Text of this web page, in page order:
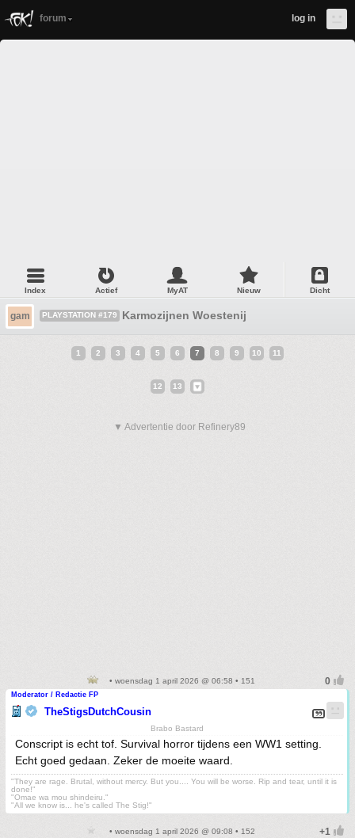
forum log in
Index Actief MyAT Nieuw Dicht
gam PLAYSTATION #179 Karmozijnen Woestenij
1 2 3 4 5 6 7 8 9 10 11
12 13
▼ Advertentie door Refinery89
• woensdag 1 april 2026 @ 06:58 • 151
Moderator / Redactie FP
TheStigsDutchCousin
Brabo Bastard
Conscript is echt tof. Survival horror tijdens een WW1 setting.
Echt goed gedaan. Zeker de moeite waard.
"They are rage. Brutal, without mercy. But you.... You will be worse. Rip and tear, until it is
done!"
"Omae wa mou shindeiru."
"All we know is... he's called The Stig!"
• woensdag 1 april 2026 @ 09:08 • 152